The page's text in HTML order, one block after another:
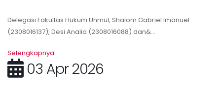
Delegasi Fakultas Hukum Unmul, Shalom Gabriel Imanuel
(2308016137), Desi Analia (2308016088) dan&...
Selengkapnya
03 Apr 2026